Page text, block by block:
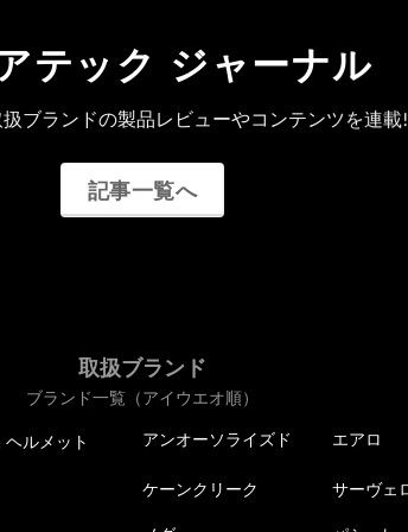
テック ジャーナル
ブランドの製品レビューやコンテンツを連載
記事一覧へ
取扱ブランド
ブランド一覧（アイウエオ順）
ヘルメット アンオーソライズド エアロ
ケーンクリーク サーヴェ